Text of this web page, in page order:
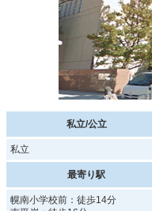
私立/公立
私立
最寄り駅
幌南小学校前：徒歩14分